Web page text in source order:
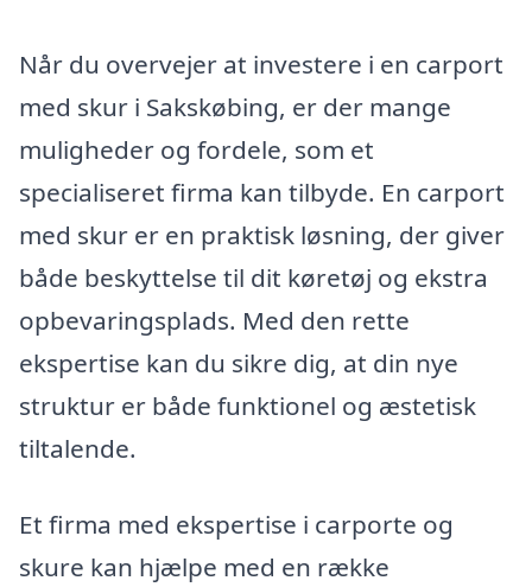
Når du overvejer at investere i en carport
med skur i Sakskøbing, er der mange
muligheder og fordele, som et
specialiseret firma kan tilbyde. En carport
med skur er en praktisk løsning, der giver
både beskyttelse til dit køretøj og ekstra
opbevaringsplads. Med den rette
ekspertise kan du sikre dig, at din nye
struktur er både funktionel og æstetisk
tiltalende.
Et firma med ekspertise i carporte og
skure kan hjælpe med en række